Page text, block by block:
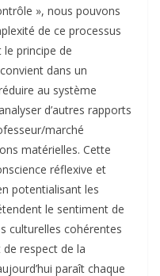
», nous pouvons
de ce processus
le principe de
dans un
au système
d’autres rapports
marché
matérielles. Cette
réflexive et
potentialisant les
le sentiment de
culturelles cohérentes
respect de la
paraît chaque